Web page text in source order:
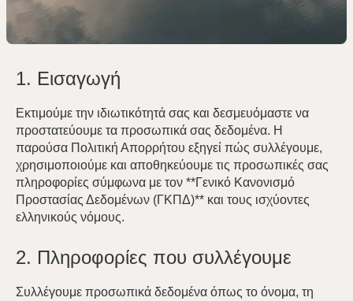
1. Εισαγωγή
Εκτιμούμε την ιδιωτικότητά σας και δεσμευόμαστε να
προστατεύουμε τα προσωπικά σας δεδομένα. Η
παρούσα Πολιτική Απορρήτου εξηγεί πώς συλλέγουμε,
χρησιμοποιούμε και αποθηκεύουμε τις προσωπικές σας
πληροφορίες σύμφωνα με τον **Γενικό Κανονισμό
Προστασίας Δεδομένων (ΓΚΠΔ)** και τους ισχύοντες
ελληνικούς νόμους.
2. Πληροφορίες που συλλέγουμε
Συλλέγουμε προσωπικά δεδομένα όπως το όνομα, τη